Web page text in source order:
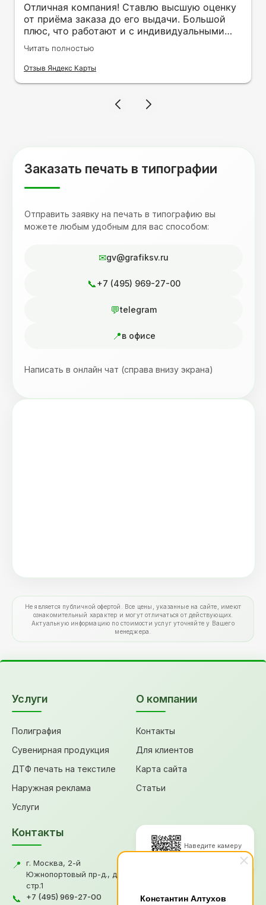
Константин Алтухов
Отличная компания! Ставлю высшую оценку
от приёма заказа до его выдачи. Большой
плюс, что работают и с индивидуальными
заказами. Нелбходимо было нанести принт
на кружку в подарок. Заказ был исполнен
оперативно и ооочень красиво, даже не
терпеливость, отвечала на все мои вопросы.
Читать полностью
Отзыв Яндекс Карты
Заказать печать в типографии
Отправить заявку на печать в типографию вы
можете любым удобным для вас способом:
gv@grafiksv.ru
+7 (495) 969-27-00
telegram
в офисе
Написать в онлайн чат (справа внизу экрана)
Не является публичной офертой. Все цены, указанные на сайте, имеют
ознакомительный характер и могут отличаться от действующих.
Актуальную информацию по стоимости услуг уточняйте у Вашего
менеджера.
Услуги
Полиграфия
Сувенирная продукция
ДТФ печать на текстиле
Наружная реклама
Услуги
О компании
Контакты
Для клиентов
Карта сайта
Статьи
Контакты
📍
г. Москва, 2-й
Южнопортовый пр-д., д.18,
стр.1
📞
+7 (495) 969-27-00
Наведите камеру
для перехода
© 2026, Типография "Графикс